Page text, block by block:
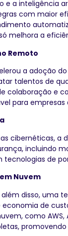
e a inteligência
com maior
melhora a
Remoto
a adoção
talentos de
colaboração e
para
cibernéticas, a
incluindo
tecnologias de
Nuvem
disso, uma
economia de
como